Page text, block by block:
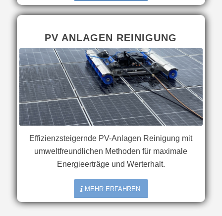
PV ANLAGEN REINIGUNG
Effizienzsteigernde PV-Anlagen Reinigung mit
umweltfreundlichen Methoden für maximale
Energieerträge und Werterhalt.
MEHR ERFAHREN